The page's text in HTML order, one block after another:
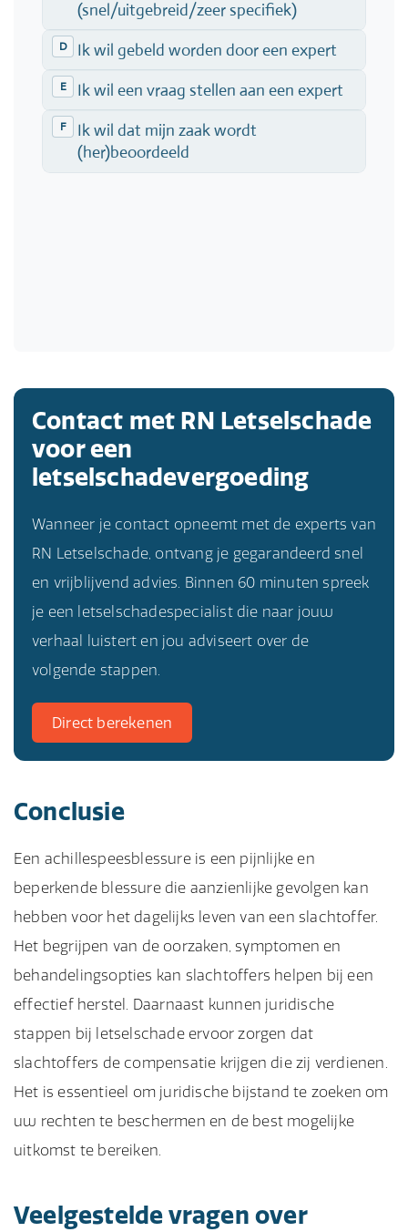
Contact met RN Letselschade
voor een
letselschadevergoeding
Wanneer je contact opneemt met de experts van
RN Letselschade, ontvang je gegarandeerd snel
en vrijblijvend advies. Binnen 60 minuten spreek
je een letselschadespecialist die naar jouw
verhaal luistert en jou adviseert over de
volgende stappen.
Direct berekenen
Conclusie
Een achillespeesblessure is een pijnlijke en
beperkende blessure die aanzienlijke gevolgen kan
hebben voor het dagelijks leven van een slachtoffer.
Het begrijpen van de oorzaken, symptomen en
behandelingsopties kan slachtoffers helpen bij een
effectief herstel. Daarnaast kunnen juridische
stappen bij letselschade ervoor zorgen dat
slachtoffers de compensatie krijgen die zij verdienen.
Het is essentieel om juridische bijstand te zoeken om
uw rechten te beschermen en de best mogelijke
uitkomst te bereiken.
Veelgestelde vragen over